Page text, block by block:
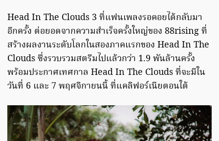
Head In The Clouds 3 ที่แฟนเพลงรอคอยได้กลับมา
อีกครั้ง ต่อยอดจากความสำเร็จครั้งใหญ่ของ 88rising ที่
สร้างผลงานระดับโลกในสองภาคแรกของ Head In The
Clouds ซึ่งรวบรวมสตรีมไปแล้วกว่า 1.9 พันล้านครั้ง
พร้อมประกาศเทศกาล Head In The Clouds ที่จะมีใน
วันที่ 6 และ 7 พฤศจิกายนนี้ ที่แคลิฟอร์เนียตอนใต้